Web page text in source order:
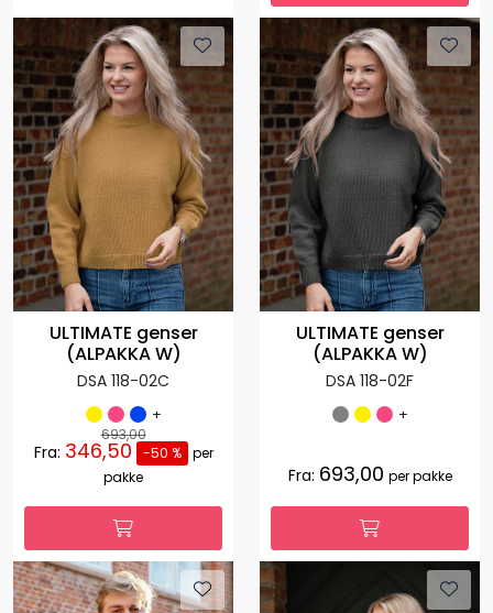
ULTIMATE genser
(ALPAKKA W)
DSA 118-02C
+
693,00
Fra: 346,50 -50 %
per
pakke
ULTIMATE genser
(ALPAKKA W)
DSA 118-02F
+
Fra: 693,00 per pakke